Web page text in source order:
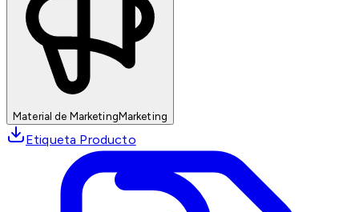
Material de MarketingMarketing
Etiqueta Producto